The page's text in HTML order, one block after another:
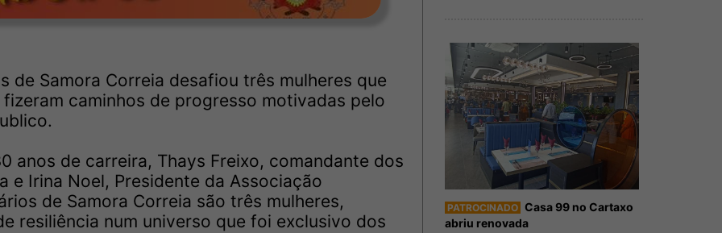
de Samora Correia desafiou três mulheres que
caminhos de progresso motivadas pelo
anos de carreira, Thays Freixo, comandante dos
e Irina Noel, Presidente da Associação
de Samora Correia são três mulheres,
resiliência num universo que foi exclusivo dos
PATROCINADO Casa 99 no Cartaxo
abriu renovada